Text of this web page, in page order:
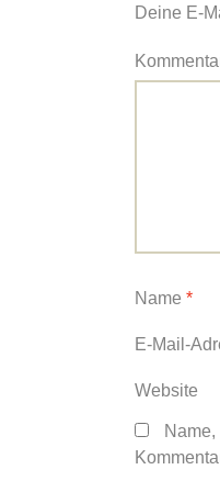
Deine E-
Name *
E-Mail-
Website